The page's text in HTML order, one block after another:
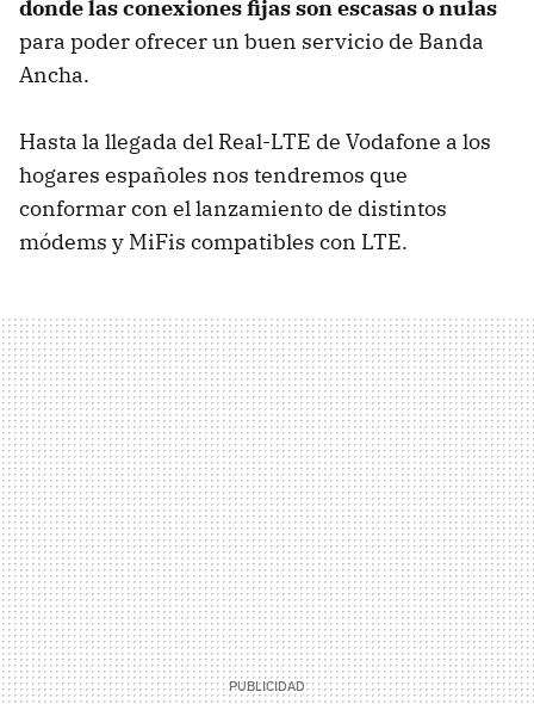
donde las conexiones fijas son escasas o nulas
para poder ofrecer un buen servicio de Banda
Ancha.
Hasta la llegada del Real-LTE de Vodafone a los
hogares españoles nos tendremos que
conformar con el lanzamiento de distintos
módems y MiFis compatibles con LTE.